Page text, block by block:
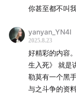
你甚至都不叫
yanyan_YN4I
2025.8.23
好精彩的内容
生入死》 就是
勒莫有一个黑
与之斗争的资